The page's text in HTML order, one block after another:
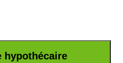
hypothécaire